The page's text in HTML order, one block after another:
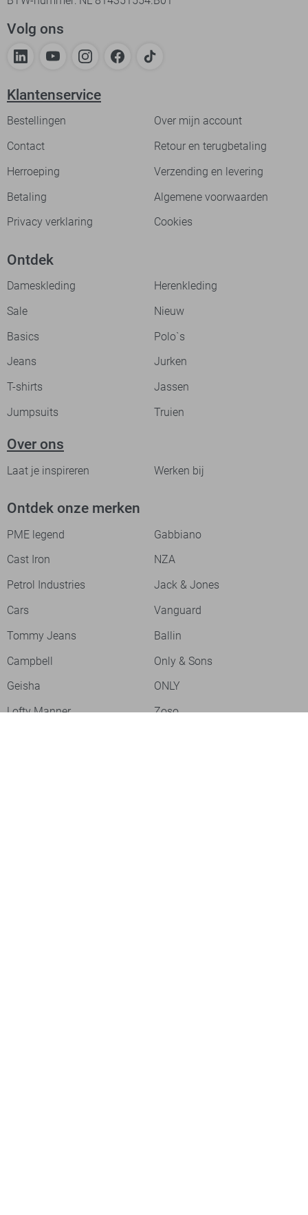
Volg ons
Klantenservice
Bestellingen
Over mijn account
Contact
Retour en terugbetaling
Herroeping
Verzending en levering
Betaling
Algemene voorwaarden
Privacy verklaring
Cookies
Ontdek
Dameskleding
Herenkleding
Sale
Nieuw
Basics
Polo`s
Jeans
Jurken
T-shirts
Jassen
Jumpsuits
Truien
Over ons
Laat je inspireren Werken bij
Ontdek onze merken
PME legend
Gabbiano
Cast Iron
NZA
Petrol Industries
Jack & Jones
Cars
Vanguard
Tommy Jeans
Ballin
Campbell
Only & Sons
Geisha
ONLY
Lofty Manner
Zoso